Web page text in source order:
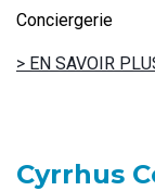
Conciergerie
> EN SAVOIR
Cyrrhus